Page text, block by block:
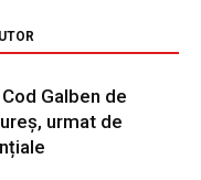
Galben de
urmat de